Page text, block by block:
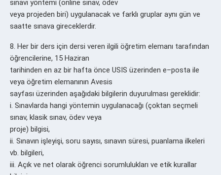
sınavı yöntemi (online sınav, ödev
veya projeden biri) uygulanacak ve farklı gruplar aynı gün ve
saatte sınava gireceklerdir.
8. Her bir ders için dersi veren ilgili öğretim elemanı tarafından
öğrencilerine, 15 Haziran
tarihinden en az bir hafta önce USIS üzerinden e–posta ile
veya öğretim elemanının Avesis
sayfası üzerinden aşağıdaki bilgilerin duyurulması gereklidir:
i. Sınavlarda hangi yöntemin uygulanacağı (çoktan seçmeli
sınav, klasik sınav, ödev veya
proje) bilgisi,
ii. Sınavın işleyişi, soru sayısı, sınavın süresi, puanlama ilkeleri
vb. bilgileri,
iii. Açık ve net olarak öğrenci sorumlulukları ve etik kurallar